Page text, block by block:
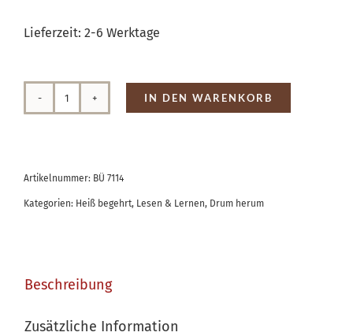
Lieferzeit: 2-6 Werktage
Vorlagenheft
Geschnitzte
Wohnideen
IN DEN WARENKORB
Artikelnummer: BÜ 7114
Kategorien: Heiß begehrt, Lesen & Lernen, Drum herum
Beschreibung
Zusätzliche Information